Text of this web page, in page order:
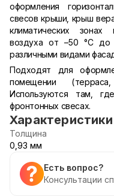
оформления
свесов крыши, крыш
климатических
воздуха от –50 °С
различными видами
Подходят для
помещении
Используются там,
фронтонных свесах.
Характеристики
Толщина
0,93 мм
Есть вопрос?
Консультации